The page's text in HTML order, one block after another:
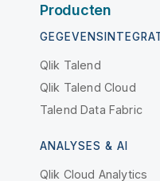
Producten
Qlik Talend
Qlik Talend Cloud
Talend Data Fabric
ANALYSES & AI
Qlik Cloud Analytics